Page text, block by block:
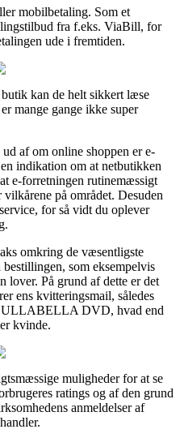
mobilbetaling. Som et
fra f.eks. ViaBill, for
ude i fremtiden.
kan de helt sikkert læse
mange gange ikke super
af om online shoppen er e-
indikation om at netbutikken
e-forretningen rutinemæssigt
på området. Desuden
for så vidt du oplever
omkring de væsentligste
som eksempelvis
lover. På grund af dette er det
ens kvitteringsmail, således
ULLABELLA DVD, hvad end
kvinde.
muligheder for at se
ratings og af den grund
anmeldelser af